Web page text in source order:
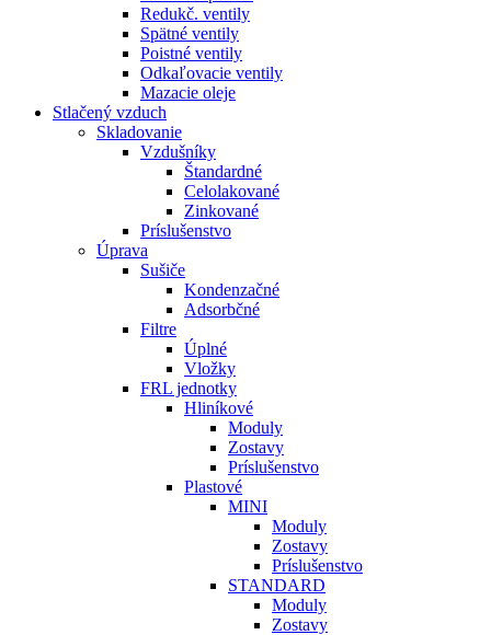
Redukč. ventily
Spätné ventily
Poistné ventily
Odkaľovacie ventily
Mazacie oleje
Stlačený vzduch
Skladovanie
Vzdušníky
Štandardné
Celolakované
Zinkované
Príslušenstvo
Úprava
Sušiče
Kondenzačné
Adsorbčné
Filtre
Úplné
Vložky
FRL jednotky
Hliníkové
Moduly
Zostavy
Príslušenstvo
Plastové
MINI
Moduly
Zostavy
Príslušenstvo
STANDARD
Moduly
Zostavy